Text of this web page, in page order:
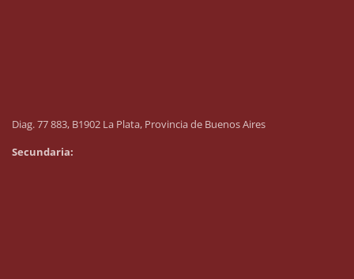
Diag. 77 883, B1902 La Plata, Provincia de Buenos Aires
Secundaria: